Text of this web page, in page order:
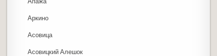
Аркино
Асовица
Асовицкий Алешок